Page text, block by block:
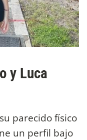
y Luca
parecido físico
un perfil bajo